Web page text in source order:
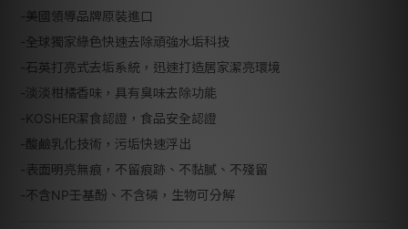
-美國領導品牌原裝進口
-全球獨家綠色快速去除頑強水垢科技
-石英打亮式去垢系統，迅速打造居家潔亮環境
-淡淡柑橘香味，具有臭味去除功能
-KOSHER潔食認證，食品安全認證
-酸鹼乳化技術，污垢快速浮出
-表面明亮無痕，不留痕跡、不黏膩、不殘留
-不含NP壬基酚、不含磷，生物可分解